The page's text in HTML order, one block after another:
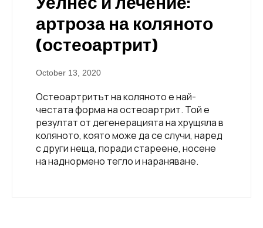
артроза на коляното
(остеоартрит)
October 13, 2020
Остеоартритът на коляното е най-
честата форма на остеоартрит. Той е
резултат от дегенерацията на хрущяла в
коляното, която може да се случи, наред
с други неща, поради стареене, носене
на наднормено тегло и нараняване.